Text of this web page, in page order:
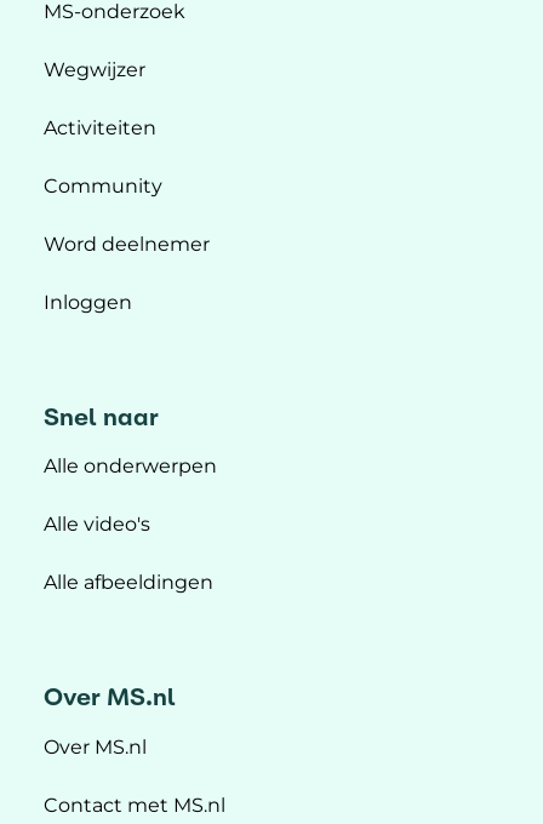
MS-onderzoek
Wegwijzer
Activiteiten
Community
Word deelnemer
Inloggen
Snel naar
Alle onderwerpen
Alle video's
Alle afbeeldingen
Over MS.nl
Over MS.nl
Contact met MS.nl